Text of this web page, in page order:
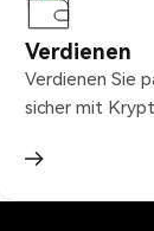
Verdienen
Verdienen Sie
sicher mit